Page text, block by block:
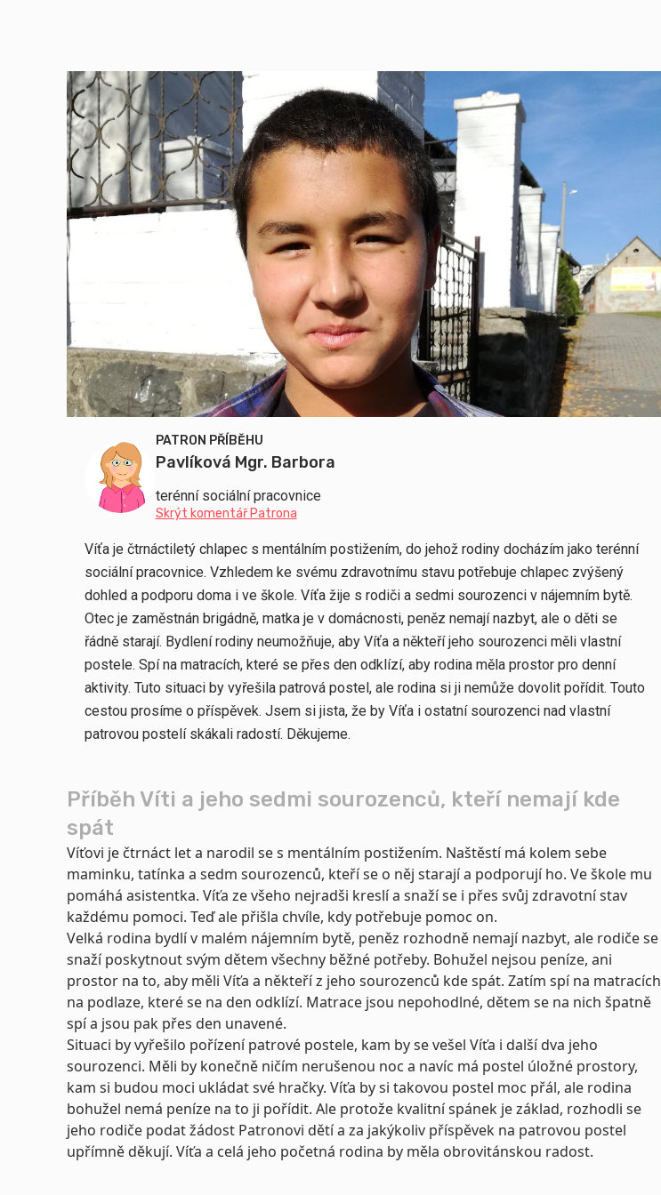
PATRON PŘÍBĚHU
Pavlíková Mgr. Barbora
terénní sociální pracovnice
Skrýt komentář Patrona
Víťa je čtrnáctiletý chlapec s mentálním postižením, do jehož rodiny docházím jako terénní
sociální pracovnice. Vzhledem ke svému zdravotnímu stavu potřebuje chlapec zvýšený
dohled a podporu doma i ve škole. Víťa žije s rodiči a sedmi sourozenci v nájemním bytě.
Otec je zaměstnán brigádně, matka je v domácnosti, peněz nemají nazbyt, ale o děti se
řádně starají. Bydlení rodiny neumožňuje, aby Víťa a někteří jeho sourozenci měli vlastní
postele. Spí na matracích, které se přes den odklízí, aby rodina měla prostor pro denní
aktivity. Tuto situaci by vyřešila patrová postel, ale rodina si ji nemůže dovolit pořídit. Touto
cestou prosíme o příspěvek. Jsem si jista, že by Víťa i ostatní sourozenci nad vlastní
patrovou postelí skákali radostí. Děkujeme.
Příběh Víti a jeho sedmi sourozenců, kteří nemají kde
spát
Víťovi je čtrnáct let a narodil se s mentálním postižením. Naštěstí má kolem sebe
maminku, tatínka a sedm sourozenců, kteří se o něj starají a podporují ho. Ve škole mu
pomáhá asistentka. Víťa ze všeho nejradši kreslí a snaží se i přes svůj zdravotní stav
každému pomoci. Teď ale přišla chvíle, kdy potřebuje pomoc on.
Velká rodina bydlí v malém nájemním bytě, peněz rozhodně nemají nazbyt, ale rodiče se
snaží poskytnout svým dětem všechny běžné potřeby. Bohužel nejsou peníze, ani
prostor na to, aby měli Víťa a někteří z jeho sourozenců kde spát. Zatím spí na matracích
na podlaze, které se na den odklízí. Matrace jsou nepohodlné, dětem se na nich špatně
spí a jsou pak přes den unavené.
Situaci by vyřešilo pořízení patrové postele, kam by se vešel Víťa i další dva jeho
sourozenci. Měli by konečně ničím nerušenou noc a navíc má postel úložné prostory,
kam si budou moci ukládat své hračky. Víťa by si takovou postel moc přál, ale rodina
bohužel nemá peníze na to ji pořídit. Ale protože kvalitní spánek je základ, rozhodli se
jeho rodiče podat žádost Patronovi dětí a za jakýkoliv příspěvek na patrovou postel
upřímně děkují. Víťa a celá jeho početná rodina by měla obrovitánskou radost.